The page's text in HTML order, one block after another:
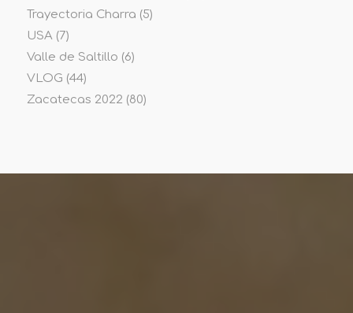
Trayectoria Charra (5)
USA(7)
Valle de Saltillo (6)
VLOG (44)
Zacatecas 2022 (80)